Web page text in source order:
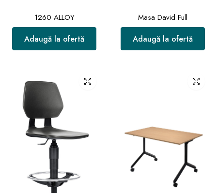
1260 ALLOY
Adaugă la ofertă
Masa David Full
Adaugă la ofertă